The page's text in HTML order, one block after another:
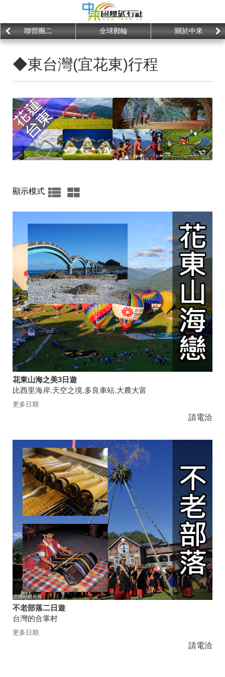
聯營團二 全球郵輪 關於中來
◆東台灣(宜花東)行程
顯示模式
花東山海之美3日遊
比西里海岸.天空之境.多良車站.大農大富
更多日期
請電洽
不老部落二日遊
台灣的合掌村
更多日期
請電洽